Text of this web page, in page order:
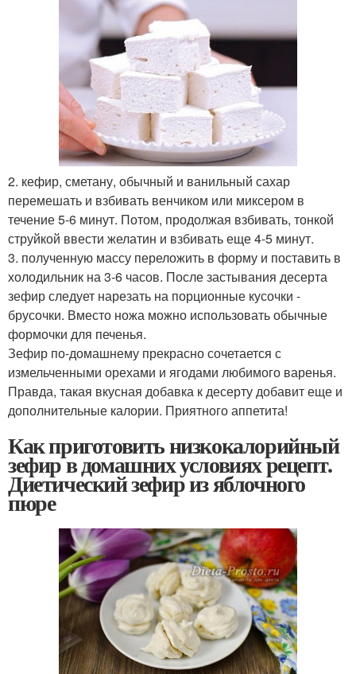
2. кефир, сметану, обычный и ванильный сахар
перемешать и взбивать венчиком или миксером в
течение 5-6 минут. Потом, продолжая взбивать, тонкой
струйкой ввести желатин и взбивать еще 4-5 минут.
3. полученную массу переложить в форму и поставить в
холодильник на 3-6 часов. После застывания десерта
зефир следует нарезать на порционные кусочки -
брусочки. Вместо ножа можно использовать обычные
формочки для печенья.
Зефир по-домашнему прекрасно сочетается с
измельченными орехами и ягодами любимого варенья.
Правда, такая вкусная добавка к десерту добавит еще и
дополнительные калории. Приятного аппетита!
Как приготовить низкокалорийный
зефир в домашних условиях рецепт.
Диетический зефир из яблочного
пюре